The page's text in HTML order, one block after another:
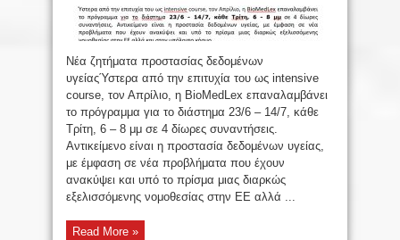
Νέα ζητήματα προστασίας δεδομένων
υγείαςΎστερα από την επιτυχία του ως intensive
course, τον Απρίλιο, η BioMedLex επαναλαμβάνει
το πρόγραμμα για το διάστημα 23/6 – 14/7, κάθε
Τρίτη, 6 – 8 μμ σε 4 δίωρες συναντήσεις.
Αντικείμενο είναι η προστασία δεδομένων υγείας,
με έμφαση σε νέα προβλήματα που έχουν
ανακύψει και υπό το πρίσμα μιας διαρκώς
εξελισσόμενης νομοθεσίας στην ΕΕ αλλά ...
Read More »